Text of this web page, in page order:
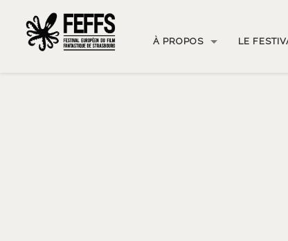
À PROPOS LE